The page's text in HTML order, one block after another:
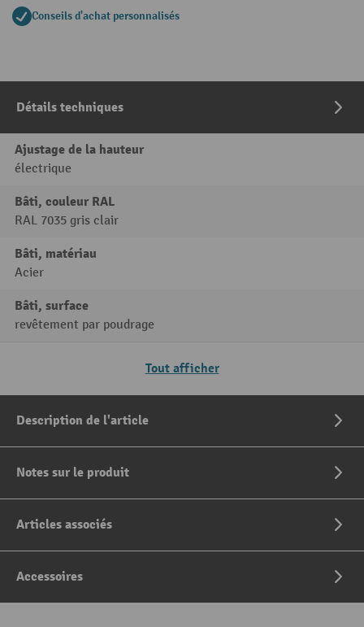
Conseils d'achat personnalisés
Détails techniques
Ajustage de la hauteur
électrique
Bâti, couleur RAL
RAL 7035 gris clair
Bâti, matériau
Acier
Bâti, surface
revêtement par poudrage
Tout afficher
Description de l'article
Notes sur le produit
Articles associés
Accessoires